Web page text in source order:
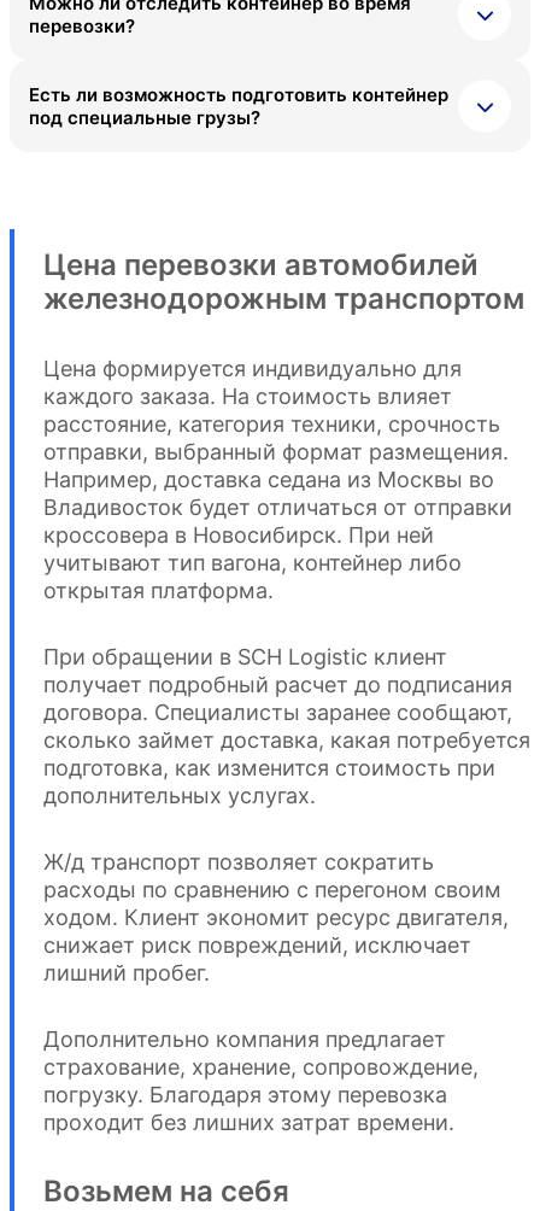
перевозки?
Есть ли возможность подготовить контейнер
под специальные грузы?
Цена перевозки автомобилей
железнодорожным транспортом
Цена формируется индивидуально для
каждого заказа. На стоимость влияет
расстояние, категория техники, срочность
отправки, выбранный формат размещения.
Например, доставка седана из Москвы во
Владивосток будет отличаться от отправки
кроссовера в Новосибирск. При ней
учитывают тип вагона, контейнер либо
открытая платформа.
При обращении в SCH Logistic клиент
получает подробный расчет до подписания
договора. Специалисты заранее сообщают,
сколько займет доставка, какая потребуется
подготовка, как изменится стоимость при
дополнительных услугах.
Ж/д транспорт позволяет сократить
расходы по сравнению с перегоном своим
ходом. Клиент экономит ресурс двигателя,
снижает риск повреждений, исключает
лишний пробег.
Дополнительно компания предлагает
страхование, хранение, сопровождение,
погрузку. Благодаря этому перевозка
проходит без лишних затрат времени.
Возьмем на себя